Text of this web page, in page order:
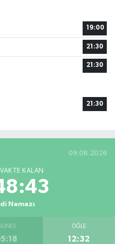
19:00
21:30
21:30
21:30
09.08.2026
KALAN
Namazı
ÖĞLE
12:32